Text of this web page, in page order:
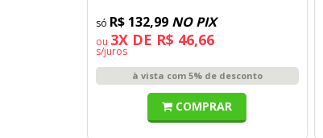
R$ 132,99 NO PIX
ou 3X DE R$ 46,66
s/juros
à vista com 5% de desconto
COMPRAR